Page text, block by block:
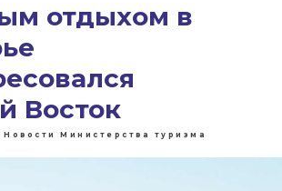
отдыхом в
Восток
Новости Министерства туризма